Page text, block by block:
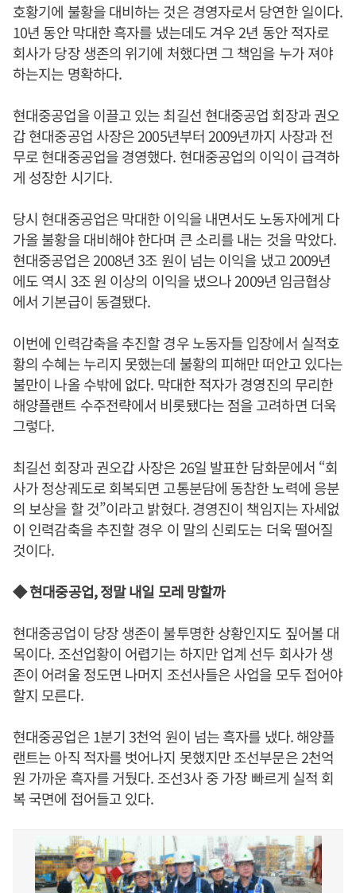
호황기에 불황을 대비하는 것은 경영자로서 당연한 일이다.
10년 동안 막대한 흑자를 냈는데도 겨우 2년 동안 적자로
회사가 당장 생존의 위기에 처했다면 그 책임을 누가 져야
하는지는 명확하다.
현대중공업을 이끌고 있는 최길선 현대중공업 회장과 권오
갑 현대중공업 사장은 2005년부터 2009년까지 사장과 전
무로 현대중공업을 경영했다. 현대중공업의 이익이 급격하
게 성장한 시기다.
당시 현대중공업은 막대한 이익을 내면서도 노동자에게 다
가올 불황을 대비해야 한다며 큰 소리를 내는 것을 막았다.
현대중공업은 2008년 3조 원이 넘는 이익을 냈고 2009년
에도 역시 3조 원 이상의 이익을 냈으나 2009년 임금협상
에서 기본급이 동결됐다.
이번에 인력감축을 추진할 경우 노동자들 입장에서 실적호
황의 수혜는 누리지 못했는데 불황의 피해만 떠안고 있다는
불만이 나올 수밖에 없다. 막대한 적자가 경영진의 무리한
해양플랜트 수주전략에서 비롯됐다는 점을 고려하면 더욱
그렇다.
최길선 회장과 권오갑 사장은 26일 발표한 담화문에서 “회
사가 정상궤도로 회복되면 고통분담에 동참한 노력에 응분
의 보상을 할 것”이라고 밝혔다. 경영진이 책임지는 자세없
이 인력감축을 추진할 경우 이 말의 신뢰도는 더욱 떨어질
것이다.
◆ 현대중공업, 정말 내일 모레 망할까
현대중공업이 당장 생존이 불투명한 상황인지도 짚어볼 대
목이다. 조선업황이 어렵기는 하지만 업계 선두 회사가 생
존이 어려울 정도면 나머지 조선사들은 사업을 모두 접어야
할지 모른다.
현대중공업은 1분기 3천억 원이 넘는 흑자를 냈다. 해양플
랜트는 아직 적자를 벗어나지 못했지만 조선부문은 2천억
원 가까운 흑자를 거뒀다. 조선3사 중 가장 빠르게 실적 회
복 국면에 접어들고 있다.